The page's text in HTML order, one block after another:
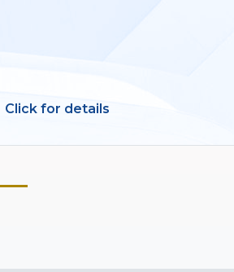
Click for details